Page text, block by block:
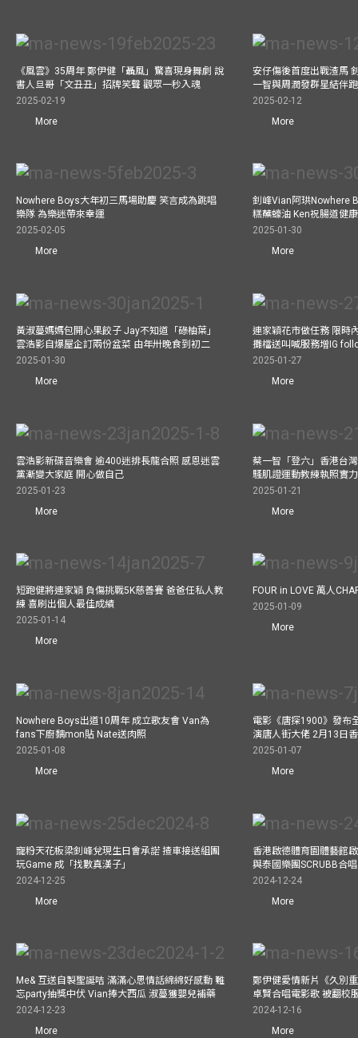
《風雲》35周年 鄭伊健「聶風」驚喜現身舞劇 說
書人旦哥「文丑丑」招牌笑聲 觀眾一秒入魂
2025-02-19
More
安仔傷後首度出戰渣馬
一智與周潤發群星結伴
2025-02-12
More
Nowhere Boys大年初三馬場助慶 笑言成為跳唱
樂隊 為樂迷帶來幸運
2025-02-05
More
釗峰Vian阿珙Nowhere
糕蘸蠔油 Ken祝腸道健康
2025-01-30
More
黃淑蔓媽媽包開心果餃子 Jay不知道「碌柚葉」
雲浩影自爆屋企訂兩份盆菜 由年卅晚食到初二
2025-01-30
More
連家穎花市做任務 限時
攤檔送叫喊服務增IG
2025-01-27
More
雲浩影新碟音樂會 逾400迷排長龍合照 感恩迷雲
黨漸變大家庭 開心做自己
2025-01-23
More
蔡一智「登六」香港台
騷肌證運動教練執照實
2025-01-21
More
短跑健將連家穎 負傷挑戰5K慈善賽 爸爸任私人教
練 喜刷出個人最佳成績
2025-01-14
More
FOUR in LOVE 萬人
2025-01-09
More
Nowhere Boys出道10周年 成立歌友會 Van為
fans下廚黐mon貼 Nate送肉照
2025-01-08
More
電影《唐探1900》發布
演唐人街大佬 2月13日
2025-01-07
More
寵粉天花板梁釗峰兌現生日會承諾 揸車接送組團
玩Game 成「找數真漢子」
2024-12-25
More
香港啟德體育園體藝館
與泰國樂團SCRUBB合
2024-12-24
More
Me& 互送自製聖誕咭 滿滿心思情話綿綿好感動 難
忘party抽獎中伏 Vian捧大西瓜 淑蔓獲嬰兒補藥
2024-12-23
More
鄭伊健愛情新片《久別
卓賢合唱電影歌 被翻校
2024-12-16
More